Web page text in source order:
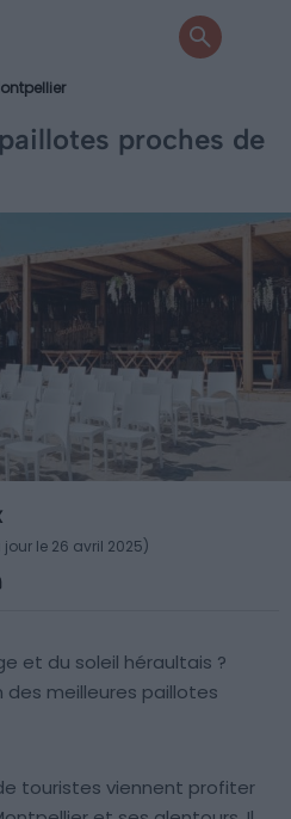
proches de
jour le 26 avril 2025)
et du soleil héraultais ?
meilleures paillotes
touristes viennent profiter